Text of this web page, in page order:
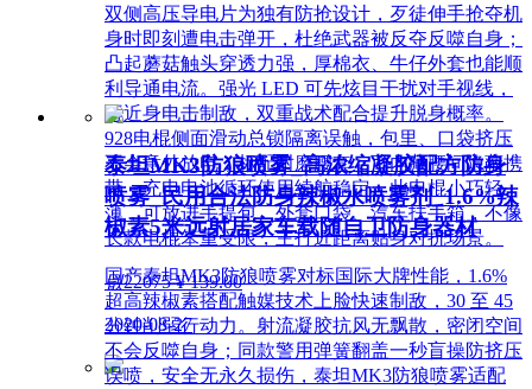
双侧高压导电片为独有防抢设计，歹徒伸手抢夺机
身时即刻遭电击弹开，杜绝武器被反夺反噬自身；
凸起蘑菇触头穿透力强，厚棉衣、牛仔外套也能顺
利导通电流。强光 LED 可先炫目干扰对手视线，
再近身电击制敌，双重战术配合提升脱身概率。
928电棍侧面滑动总锁隔离误触，包里、口袋挤压
不会意外放电；标配耐磨腰套，可内藏腰间隐蔽携
带，充电电池循环使用续航稳定。此电棍小巧轻
薄，可放进手提包、外套口袋、汽车扶手箱，不像
长款电棍笨重受限，主打近距离贴身对抗场景。
넶22075 ¥ 139.00
2020-08-27
泰坦MK3防狼喷雾_高浓缩凝胶配方防身
喷雾_民用合法防身辣椒水喷雾剂_1.6%辣
椒素5米远射居家车载随自卫防身器材
国产泰坦MK3防狼喷雾对标国际大牌性能，1.6%
超高辣椒素搭配触媒技术上脸快速制敌，30 至 45
分钟削弱行动力。射流凝胶抗风无飘散，密闭空间
不会反噬自身；同款警用弹簧翻盖一秒盲操防挤压
误喷，安全无永久损伤，泰坦MK3防狼喷雾适配